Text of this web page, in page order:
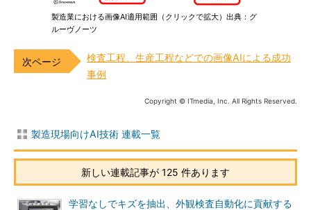
製造業における画像AI適用範囲（クリックで拡大）出典：グ
ルーヴノーツ
検査工程、生産工程などでの画像AIによる成功
事例
Copyright © ITmedia, Inc. All Rights Reserved.
製造現場向けAI技術 連載一覧
新しい連載記事が 125 件あります
学習なしでキズを抽出、外観検査自動化に貢献する